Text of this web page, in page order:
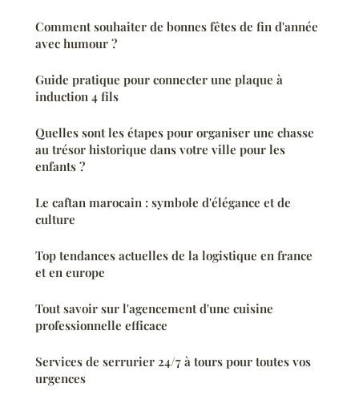
Comment souhaiter de bonnes fêtes de fin d'année
avec humour ?
Guide pratique pour connecter une plaque à
induction 4 fils
Quelles sont les étapes pour organiser une chasse
au trésor historique dans votre ville pour les
enfants ?
Le caftan marocain : symbole d'élégance et de
culture
Top tendances actuelles de la logistique en france
et en europe
Tout savoir sur l'agencement d'une cuisine
professionnelle efficace
Services de serrurier 24/7 à tours pour toutes vos
urgences